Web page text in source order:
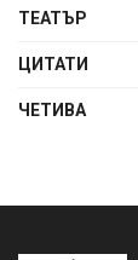
ТЕАТЪР
ЦИТАТИ
ЧЕТИВА